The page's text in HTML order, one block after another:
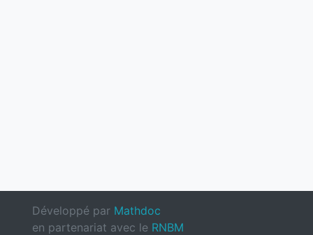
Développé par Mathdoc
en partenariat avec le RNBM